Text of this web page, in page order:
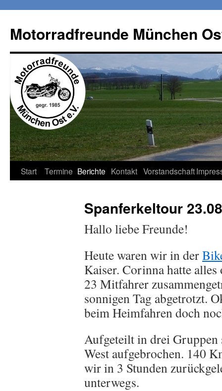
springen
Motorradfreunde München
Start Termine Berichte Kontakt Vorstandschaft
Spanferkeltour
Hallo liebe Freunde!
Heute waren wir in der
Kaiser. Corinna hatte
23 Mitfahrer
sonnigen Tag abgetrotzt.
beim Heimfahren doch
Aufgeteilt in drei
West aufgebrochen. 140
wir in 3 Stunden
unterwegs.